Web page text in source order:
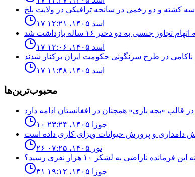
۱۷ اسد ۱۴۰۵، ۱۲:۲۱
۱۷ اسد ۱۴۰۵، ۱۲:۰۶
۱۷ اسد ۱۴۰۵، ۱۱:۴۸
محبوب‌ترین‌ها
۱۰ جوزا ۱۴۰۵، ۲۳:۲۴
۲۶ ثور ۱۴۰۵، ۰۷:۲۵
ناراضى به لشكر ١٠ هزار نفرى رسيد؟
۳۱ جوزا ۱۴۰۵، ۱۹:۱۲